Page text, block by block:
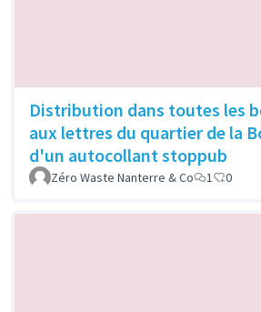
Distribution dans toutes les
aux lettres du quartier de la
d'un autocollant stoppub
Zéro Waste Nanterre & Co 1 0